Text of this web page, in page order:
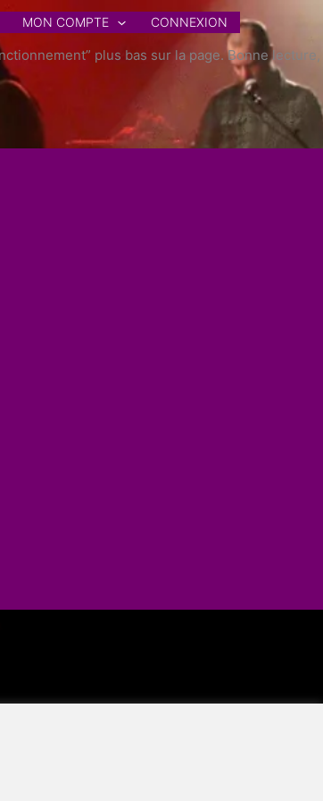
MON COMPTE CONNEXION
plus bas sur la page. Bonne lecture,